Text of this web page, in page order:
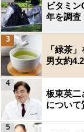
ビタミ
年を調査
「緑茶
男女約
3
板東英二
につい
4
5